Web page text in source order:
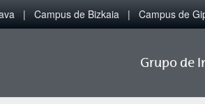
Campus de Bizkaia Campus de
Grupo de